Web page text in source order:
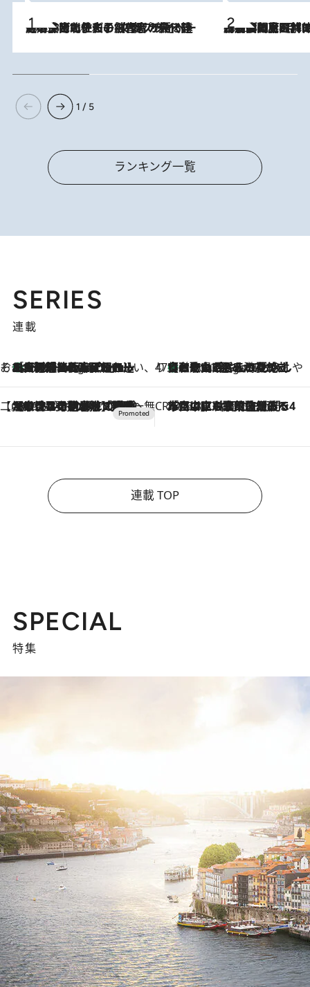
2026.8.3
《「文士の子ども被害者の会」発足！》阿川佐和子（72）が語る遠藤周作に北杜夫、劇作家・矢代静一の子どもたちの“文豪プライベート事件簿” 2026.8.8
「最後に見られてよかった」上野動物園の東園パンダ舎が解体前に特別公開。8月16日まで延長されたパネル展と共に辿る“半世紀”のパンダ飼育《解体工事の図面あり》
1 / 5
ランキング一覧
SERIES
連載
そおだよおこの関西おいしい、おやつ紀行8 Hours Ago
［大阪府箕面市］一皿一皿目の前で仕上げられる、料理を巧みに組み込んだアシェットデセールコース「ミチル アシェット デセール（Michiru assiette dessert）」 47都道府県の手みやげ ひんやりスイーツで夏を満喫
8 Hours Ago
【和歌山県】この夏絶対食べたい 冷やしておいしいおやつ3選 みかんがごろっと丸ごと入ったジュレ
【CREA×星野リゾート】唯一無二。癒しと発見が待つ場所へ
2026.8.7
【トンボの足水浴】ヒノキの香りに包まれて涼感マックス！約13℃の湧水かけ流しを避暑地「星野温泉 トンボの湯」で体験 CREA'S CHOICE
2026.8.7
「立川にも歌舞伎があるんだよ」 片岡仁左衛門・市川中車ら豪華座組みで4年目の立川立飛歌舞伎へ
連載 TOP
SPECIAL
特集